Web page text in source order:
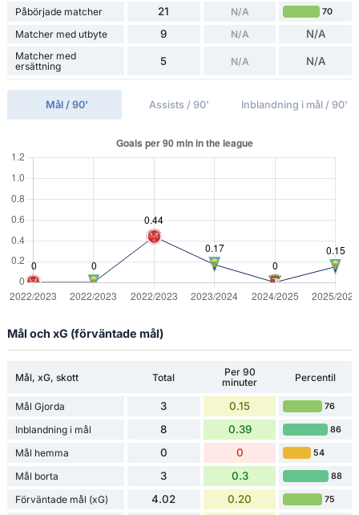
Påbörjade matcher 21 N/A 70
Matcher med utbyte 9 N/A N/A
Matcher med
ersättning
5 N/A N/A
Mål / 90' Assists / 90' Inblandning i mål / 90'
Mål och xG (förväntade mål)
Mål, xG, skott Total
Per 90
minuter
Percentil
Mål Gjorda 3 0.15 76
Inblandning i mål 8 0.39 86
Mål hemma 0 0 54
Mål borta 3 0.3 88
Förväntade mål (xG) 4.02 0.20 75